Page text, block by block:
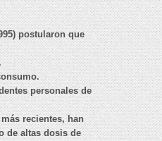
postularon que
personales de
recientes, han
de altas dosis de